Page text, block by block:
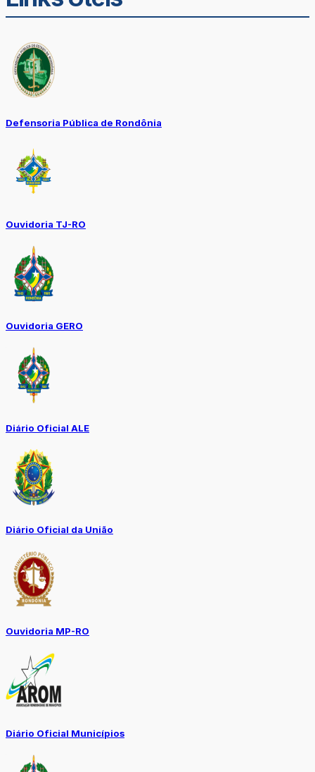
Defensoria Pública de Rondônia
Ouvidoria TJ-RO
Ouvidoria GERO
Diário Oficial ALE
Diário Oficial da União
Ouvidoria MP-RO
Diário Oficial Municípios